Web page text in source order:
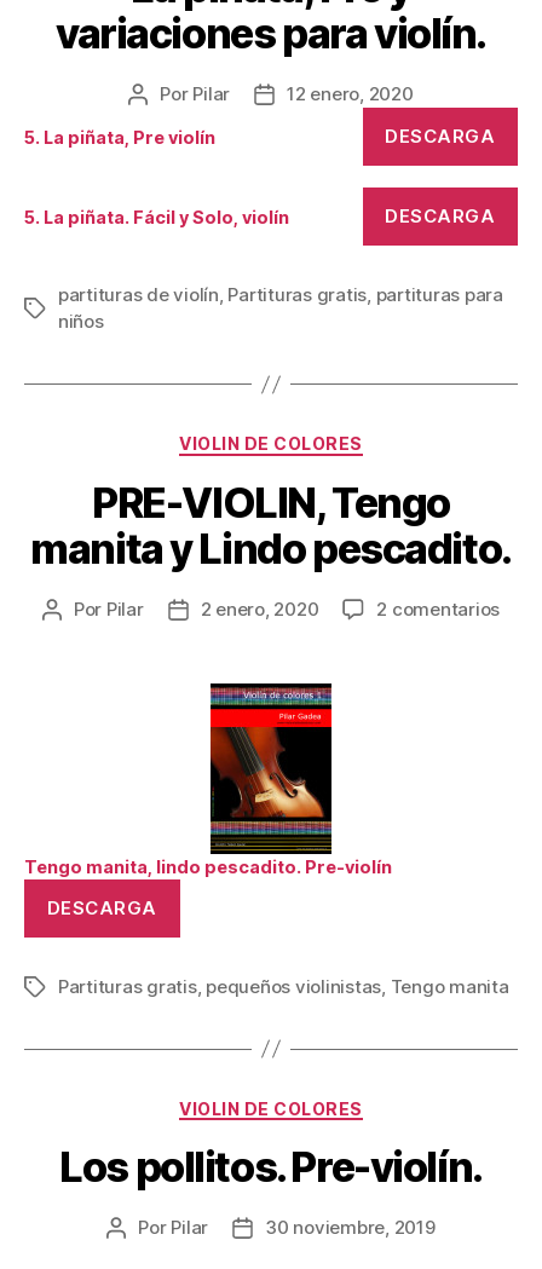
variaciones para violín.
Autor
la
Por Pilar
Fecha12 enero, 2020
5. La piñata, Pre violín DESCARGA
5. La piñata. Fácil y Solo, violín DESCARGA
Etiquetas
partituras de violín, Partituras gratis, partituras para
niños
Categorías
VIOLIN DE COLORES
PRE-VIOLIN, Tengo
manita y Lindo pescadito.
Autor
Por Pilar
Fecha
publicación
2 enero, 2020 2 comentariosen
Tengo manita, lindo pescadito. Pre-violín
DESCARGA
Etiquetas
Partituras gratis, pequeños violinistas Tengo manita
Categorías
VIOLIN DE COLORES
Los pollitos. Pre-violín.
Autor
Por Pilar
Fecha30 noviembre, 2019